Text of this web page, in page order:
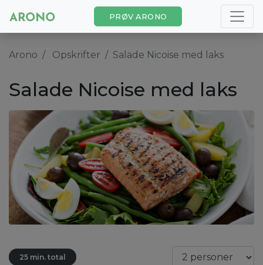
PRØV ARONO
Arono Opskrifter Salade Nicoise med laks
Salade Nicoise med laks
25 min. total